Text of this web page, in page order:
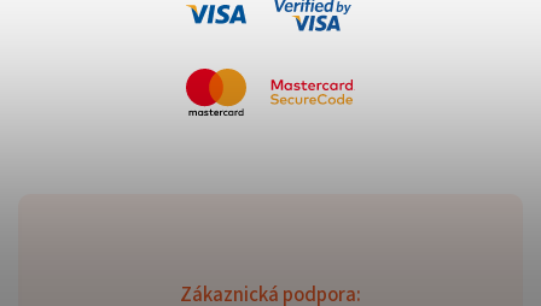
Zákaznická podpora: